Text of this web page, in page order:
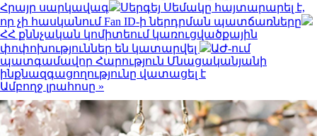
Հրայր սարկավագ
Սերգեյ Սեմակը հայտարարել է,
որ չի հասկանում Fan ID-ի ներդրման պատճառները
ՀՀ քննչական կոմիտեում կառուցվածքային
փոփոխություններ են կատարվել
ԱԺ-ում
պատգամավոր Հարություն Մնացականյանի
ինքնազգացողությունը վատացել է
Ամբողջ լրահոսը »